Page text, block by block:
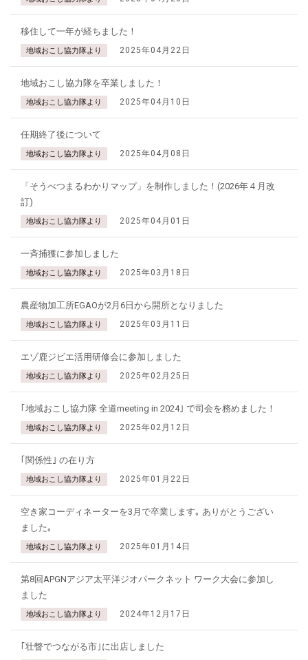
移住して一年が経ちました！
地域おこし協力隊より 2025年04月22日
地域おこし協力隊を卒業しました！
地域おこし協力隊より 2025年04月10日
任期終了後について
地域おこし協力隊より 2025年04月08日
「そうべつまるわかりマップ」を制作しました！(2026年４月改
訂)
地域おこし協力隊より 2025年04月01日
一斉捕獲に参加しました
地域おこし協力隊より 2025年03月18日
農産物加工所EGAOが2月6日から開所となりました
地域おこし協力隊より 2025年03月11日
エゾ鹿ジビエ活用研修会に参加しました
地域おこし協力隊より 2025年02月25日
｢地域おこし協力隊 全道meeting in 2024｣ で司会を務めました！
地域おこし協力隊より 2025年02月12日
｢関係性｣ の在り方
地域おこし協力隊より 2025年01月22日
空き家コーディネーターを3月で卒業します｡ ありがとうござい
ました｡
地域おこし協力隊より 2025年01月14日
第8回APGNアジア太平洋ジオパークネット ワーク大会に参加し
ました
地域おこし協力隊より 2024年12月17日
｢壮瞥でつながる市｣に出店しました